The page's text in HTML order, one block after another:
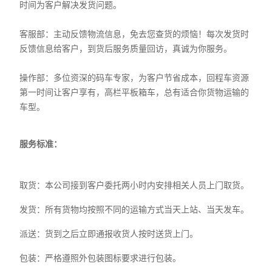
时间为客户解决发货问题。
客服部：主动反馈物流信息，免去您查货的烦恼！每次发货时
反馈信息给客户，到货后服务质量回访，真诚为你服务。
操作部：多位资深的码车专家，为客户节省成本，回程车资源
第一时间让客户享有，高栏平板箱车，总有适合你货物运输的
车型。
服务标准：
取货：本公司接到客户委托两小时内安排相关人员上门取货。
发货：所有货物均按照不同的运输方式当天上站、当天发车。
派送：货到之后立即通报收货人按时送货上门。
包装：严格遵照外包装图标要求进行包装。